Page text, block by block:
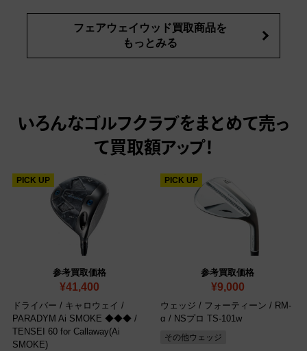
フェアウェイウッド買取商品を
もっとみる
いろんなゴルフクラブをまとめて売っ
て買取額アップ！
参考買取価格
¥41,400
PICK UP
ドライバー / キャロウェイ /
PARADYM Ai SMOKE ◆◆◆ /
TENSEI 60 for Callaway(Ai
SMOKE)
参考買取価格
¥9,000
PICK UP
ウェッジ / フォーティーン / RM-
α / NSプロ TS-101w
その他ウェッジ